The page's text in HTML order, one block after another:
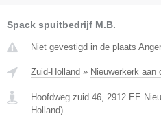
Spack spuitbedrijf M.B.
Niet gevestigd in de plaats
Zuid-Holland » Nieuwerkerk aan
Hoofdweg zuid 46 2912 EE
Holland)